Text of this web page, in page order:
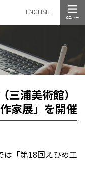
ENGLISH
三浦美術館）
家展」を開催
は「第18回えひめ工